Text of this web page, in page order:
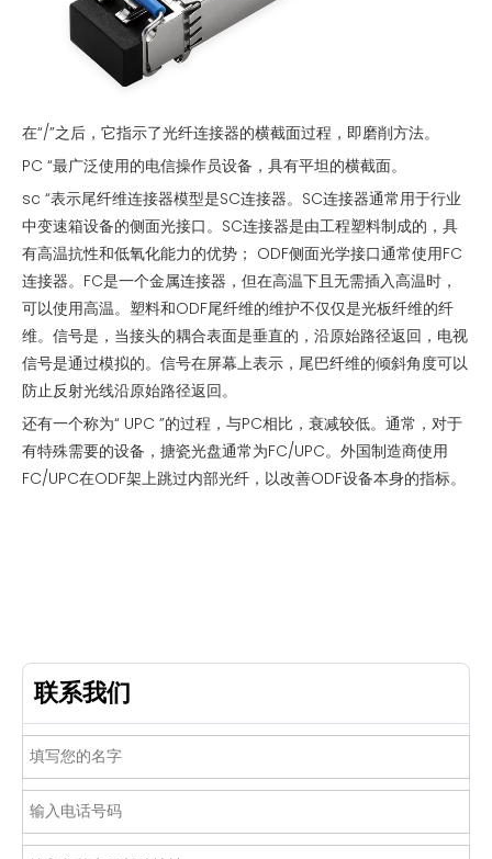
在“/”之后，它指示了光纤连接器的横截面过程，即磨削方法。
PC “最广泛使用的电信操作员设备，具有平坦的横截面。
sc “表示尾纤维连接器模型是SC连接器。SC连接器通常用于行业
中变速箱设备的侧面光接口。SC连接器是由工程塑料制成的，具
有高温抗性和低氧化能力的优势； ODF侧面光学接口通常使用FC
连接器。FC是一个金属连接器，但在高温下且无需插入高温时，
可以使用高温。塑料和ODF尾纤维的维护不仅仅是光板纤维的纤
维。信号是，当接头的耦合表面是垂直的，沿原始路径返回，电视
信号是通过模拟的。信号在屏幕上表示，尾巴纤维的倾斜角度可以
防止反射光线沿原始路径返回。
还有一个称为“ UPC ”的过程，与PC相比，衰减较低。通常，对于
有特殊需要的设备，搪瓷光盘通常为FC/UPC。外国制造商使用
FC/UPC在ODF架上跳过内部光纤，以改善ODF设备本身的指标。
联系我们